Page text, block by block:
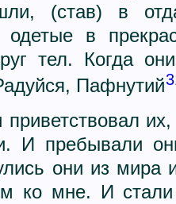
(став) в
одетые в
тел. Когда
Пафнутий
И пребывали
они из мира
ко мне. И